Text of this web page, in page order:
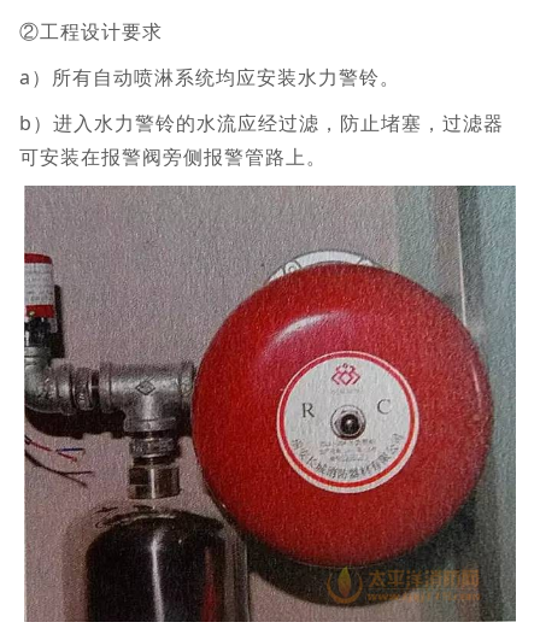
②工程设计要求
a）所有自动喷淋系统均应安装水力警铃。
b）进入水力警铃的水流应经过滤，防止堵塞，过滤器
可安装在报警阀旁侧报警管路上。